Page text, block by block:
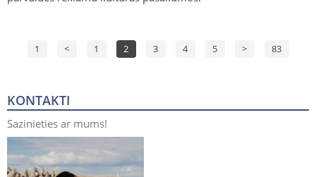
1 < 1 2 3 4 5 > 83
KONTAKTI
Sazinieties ar mums!